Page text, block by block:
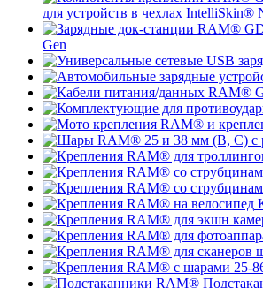
для устройств в чехлах IntelliSkin®
Gen